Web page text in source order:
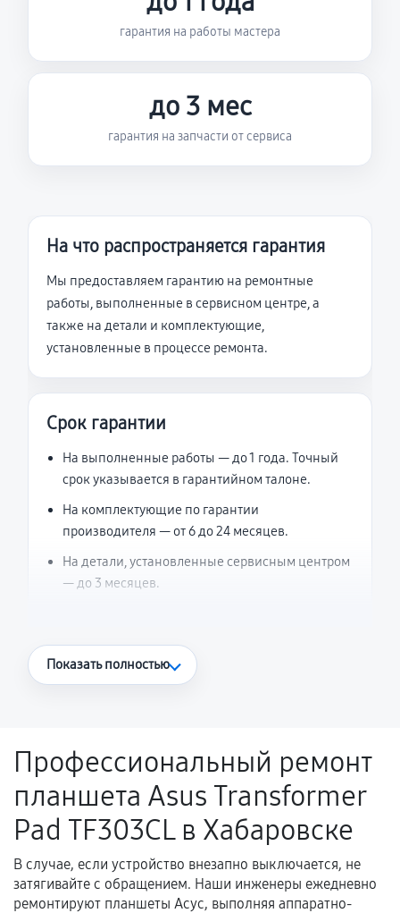
гарантия на работы мастера
до 3 мес
гарантия на запчасти от сервиса
На что распространяется гарантия
Мы предоставляем гарантию на ремонтные
работы, выполненные в сервисном центре, а
также на детали и комплектующие,
установленные в процессе ремонта.
Срок гарантии
На выполненные работы — до 1 года. Точный
срок указывается в гарантийном талоне.
На комплектующие по гарантии
производителя — от 6 до 24 месяцев.
На детали, установленные сервисным центром
— до 3 месяцев.
Что считается гарантийным случаем
Поломка установленной детали при
нормальной эксплуатации в течение
гарантийного срока.
Несоответствие комплектующей заявленным
техническим характеристикам.
Показать полностью
Профессиональный ремонт
планшета Asus Transformer
Pad TF303CL в Хабаровске
В случае, если устройство внезапно выключается, не
затягивайте с обращением. Наши инженеры ежедневно
ремонтируют планшеты Асус, выполняя аппаратно-